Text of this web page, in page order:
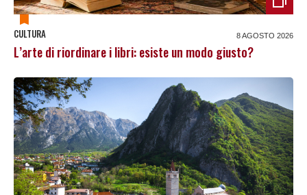
CULTURA 8 AGOSTO 2026
L’arte di riordinare i libri: esiste un modo giusto?